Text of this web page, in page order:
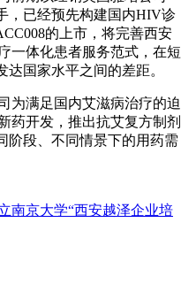
，已经预先构建国内HIV诊
的上市，将完善西安
一体化患者服务范式，在短
国家水平之间的差距。
为满足国内艾滋病治疗的迫
药开发，推出抗艾复方制剂
阶段、不同情景下的用药需
南京大学“西安越泽企业培